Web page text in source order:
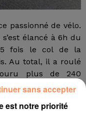
passionné de vélo.
élancé à 6h du
fois le col de la
Au total, il a roulé
plus de 240
sommet avec ses
travaille dans la
Rendez-vous
est notre priorité
sans accepter